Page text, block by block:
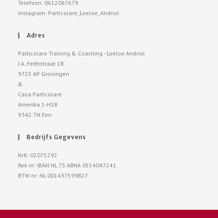
Telefoon: 0612067679
Instagram: Particolare_Loeloe_Andriol
Adres
Particolare Training & Coaching - Loeloe Andriol
J.A. Feithstraat 18
9725 AP Groningen
&
Casa Particolare
Amerika 1-H18
9342 TN Een
Bedrijfs Gegevens
KvK: 02075292
Rek nr: IBAN NL 73 ABNA 0554047241
BTW nr: NL 001437599B27